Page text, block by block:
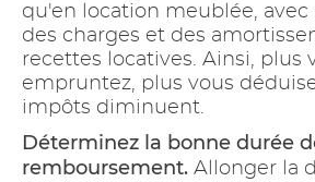
qu'en location meublée,
des charges et des
recettes locatives. Ainsi, plus
empruntez, plus vous
impôts diminuent.
Déterminez la bonne durée
remboursement. Allonger la